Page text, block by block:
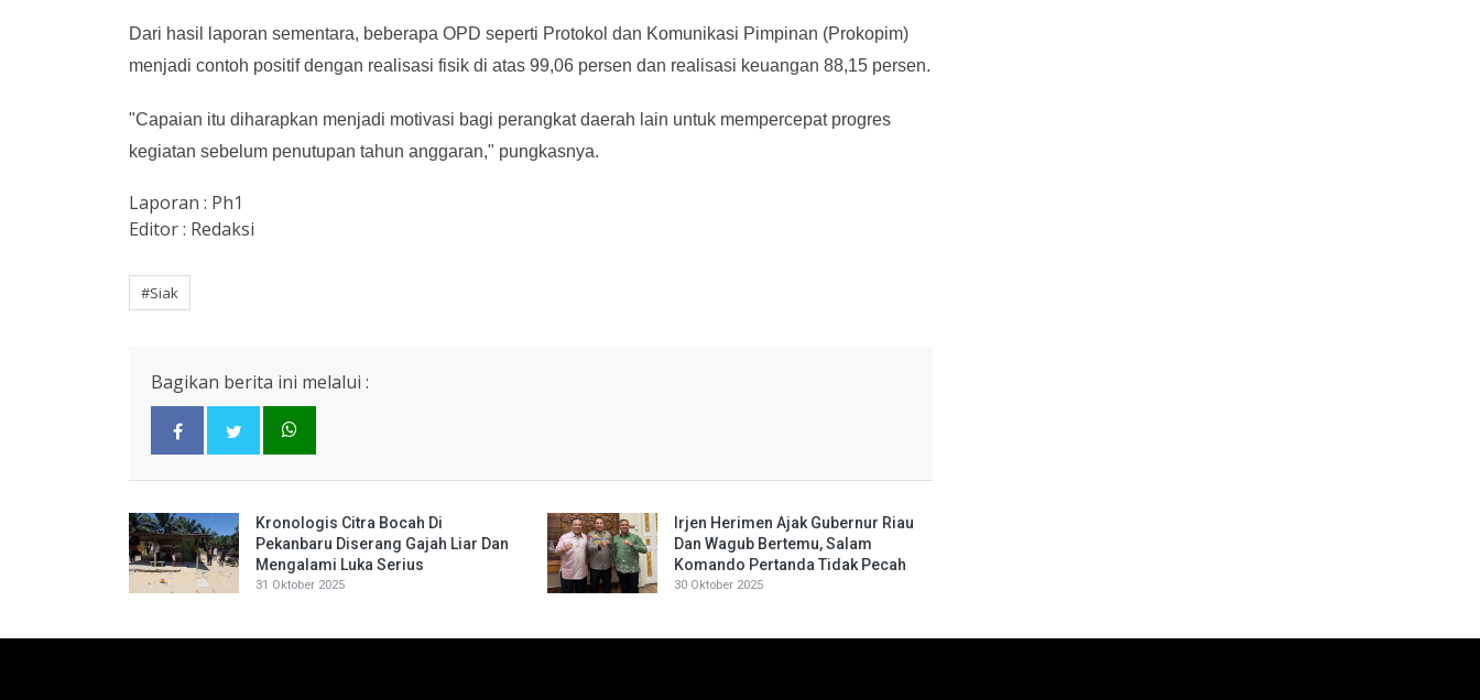
Dari hasil laporan sementara, beberapa OPD seperti Protokol dan Komunikasi Pimpinan (Prokopim)
menjadi contoh positif dengan realisasi fisik di atas 99,06 persen dan realisasi keuangan 88,15 persen.
"Capaian itu diharapkan menjadi motivasi bagi perangkat daerah lain untuk mempercepat progres
kegiatan sebelum penutupan tahun anggaran," pungkasnya.
Laporan : Ph1
Editor : Redaksi
#Siak
Bagikan berita ini melalui :
Kronologis Citra Bocah Di
Pekanbaru Diserang Gajah Liar Dan
Mengalami Luka Serius
31 Oktober 2025
Irjen Herimen Ajak Gubernur Riau
Dan Wagub Bertemu, Salam
Komando Pertanda Tidak Pecah
30 Oktober 2025